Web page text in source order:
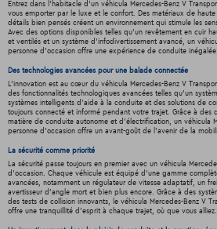
Entrez dans l'habitacle d'un véhicula Mercedes-Benz V
vous emporter par le luxe et le confort. Des matériaux de
détails bien pensés créent un environnement qui stimule les
Avec des options disponibles telles qu'un revêtement en cuir
et ventilés et un système d'infodivertissement avancé, un
personne d'occasion offre une expérience de conduite
Des technologies avancées pour une balade connectée
L'innovation est au cœur du véhicula Mercedes-Benz V
des fonctionnalités technologiques avancées telles qu'un
systèmes intelligents d'aide à la conduite et des solutions de
toujours connecté et informé pendant votre trajet. Grâce à des
matière de conduite autonome et d'électrification, un véhicula
personne d'occasion offre un avant-goût de l'avenir de la
La sécurité comme priorité
La sécurité passe toujours en premier avec un véhicula
d'occasion. Chaque véhicule est équipé d'une gamme
avancées, notamment un régulateur de vitesse adaptatif, un
avertisseur d'angle mort et bien plus encore. Grâce à des
des tests de collision innovants, le véhicula Mercedes-Benz V
offre une tranquillité d'esprit à chaque trajet, où que vous alliez.